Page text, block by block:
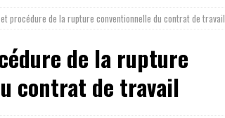
procédure de la rupture conventionnelle du contrat de travail
de la rupture
contrat de travail